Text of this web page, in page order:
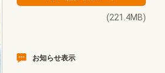
(221.4MB)
お知らせ表示